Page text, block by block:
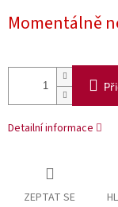
cena:
Momentálně
Detailní informace
ZEPTAT SE